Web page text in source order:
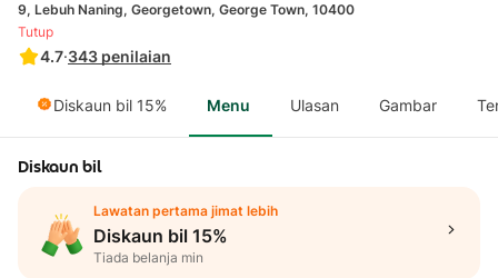
9, Lebuh Naning, Georgetown, George Town, 10400
4.7·343 penilaian
Tutup
Diskaun bil 15% Menu Ulasan Gambar
Diskaun bil
Lawatan pertama jimat lebih
Diskaun bil 15%
Tiada belanja min